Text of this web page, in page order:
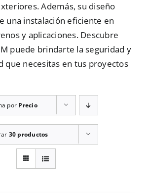
Contacto
Además, su diseño
una instalación eficiente en
y aplicaciones. Descubre
puede brindarte la seguridad y
que necesitas en tus proyectos
por Precio
30 productos